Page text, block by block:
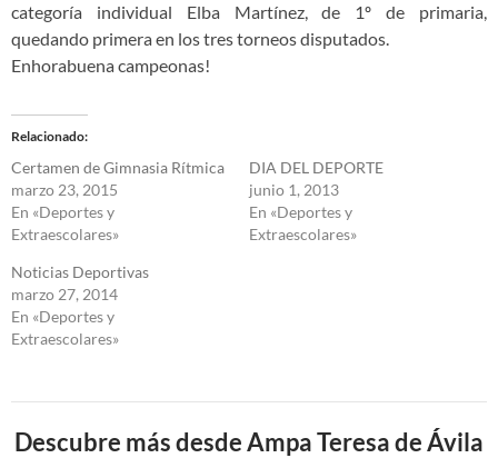
categoría individual Elba Martínez, de 1º de primaria,
quedando primera en los tres torneos disputados.
Enhorabuena campeonas!
Relacionado
Certamen de Gimnasia Rítmica
marzo 23, 2015
En «Deportes y
Extraescolares»
DIA DEL DEPORTE
junio 1, 2013
En «Deportes y
Extraescolares»
Noticias Deportivas
marzo 27, 2014
En «Deportes y
Extraescolares»
Descubre más desde Ampa Teresa de Ávila